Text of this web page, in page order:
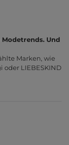
Und
Marken, wie
oder LIEBESKIND